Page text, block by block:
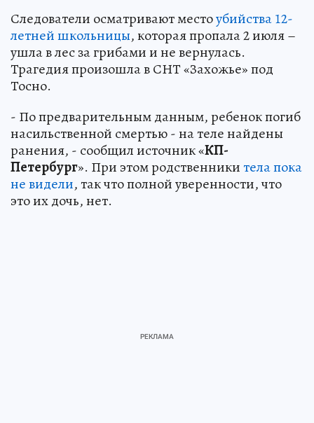
Следователи осматривают местоубийства 12-
летней школьницы, которая пропала 2 июля –
ушла в лес за грибами и не вернулась.
Трагедия произошла в СНТ «Захожье» под
Тосно.
- По предварительным данным, ребенок погиб
насильственной смертью - на теле найдены
ранения, - сообщил источник «КП-
Петербург». При этом родственникитела пока
не видели, так что полной уверенности, что
это их дочь, нет.